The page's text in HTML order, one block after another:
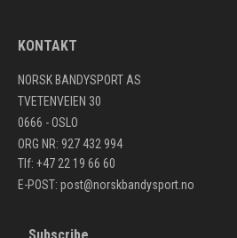
KONTAKT
NORSK BANDYSPORT AS
TVETENVEIEN 30
0666 - OSLO
ORG NR: 927 432 994
Tlf: +47 22 19 66 60
E-POST: post@norskbandysport.no
Subscribe